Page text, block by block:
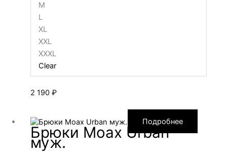
M
L
XL
XXL
XXXL
Clear
2 190 ₽
Подробнее
Брюки Moax Urban
муж.